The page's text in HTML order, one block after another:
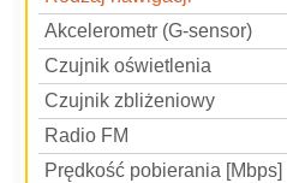
Akcelerometr (G-sensor)
Czujnik oświetlenia
Czujnik zbliżeniowy
Radio FM
Prędkość pobierania [Mbps]